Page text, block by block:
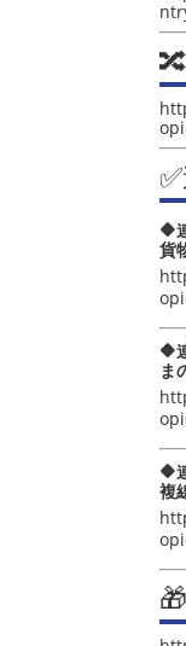
🔶
貨
🔶
ま
🔶
複